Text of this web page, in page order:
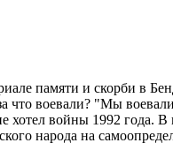
памяти и скорби в
что воевали? "Мы
войны 1992
народа на